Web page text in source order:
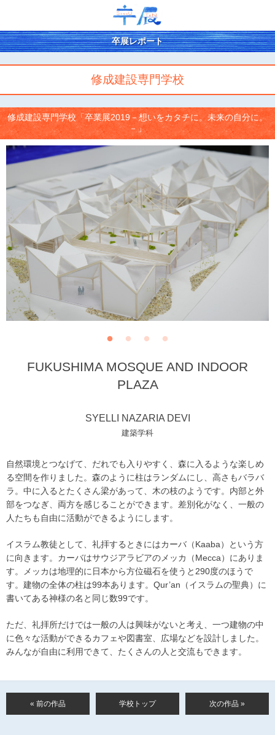
卒展レポート
修成建設専門学校
修成建設専門学校「卒業展2019－想いをカタチに。未来の自分に。
－」
FUKUSHIMA MOSQUE AND INDOOR
PLAZA
SYELLI NAZARIA DEVI
建築学科
自然環境とつなげて、だれでも入りやすく、森に入るような楽しめ
る空間を作りました。森のように柱はランダムにし、高さもバラバ
ラ。中に入るとたくさん梁があって、木の枝のようです。内部と外
部をつなぎ、両方を感じることができます。差別化がなく、一般の
人たちも自由に活動ができるようにします。
イスラム教徒として、礼拝するときにはカーバ（Kaaba）という方
に向きます。カーバはサウジアラビアのメッカ（Mecca）にありま
す。メッカは地理的に日本から方位磁石を使うと290度のほうで
す。建物の全体の柱は99本あります。Qur’an（イスラムの聖典）に
書いてある神様の名と同じ数99です。
ただ、礼拝所だけでは一般の人は興味がないと考え、一つ建物の中
に色々な活動ができるカフェや図書室、広場などを設計しました。
みんなが自由に利用できて、たくさんの人と交流もできます。
« 前の作品 学校トップ 次の作品 »